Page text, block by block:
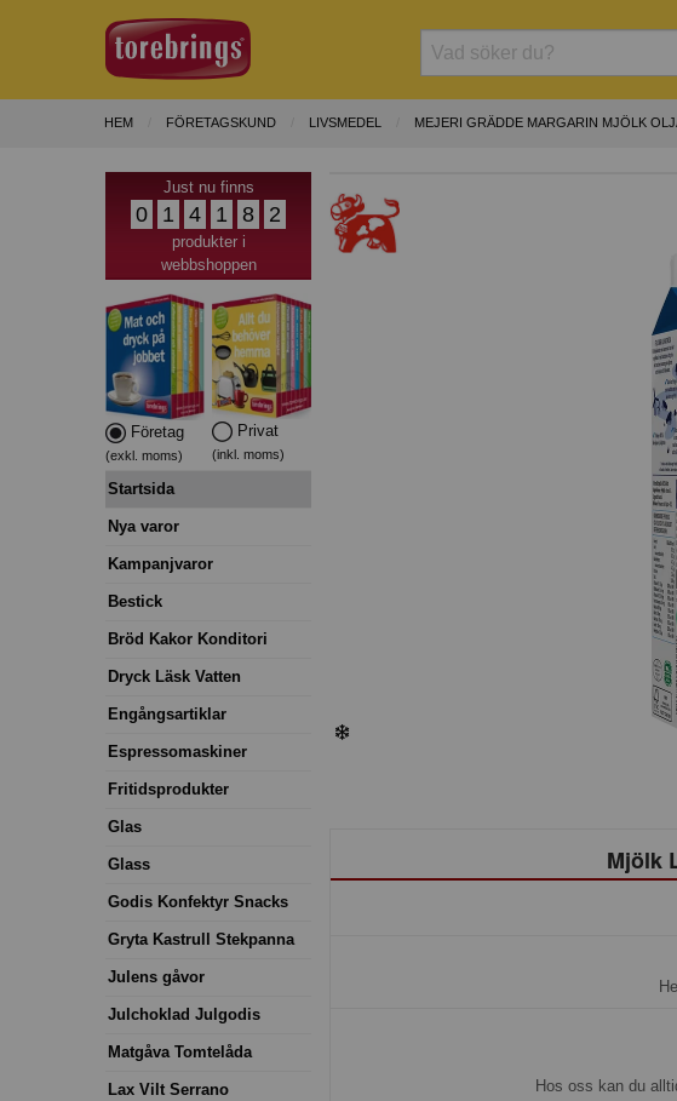
HEM FÖRETAGSKUND LIVSMEDEL MEJERI GRÄDDE MARGARIN MJÖLK
Just nu finns
0 1 4 1 8 2
produkter i
webbshoppen
Företag
(exkl. moms)
Privat
(inkl. moms)
Startsida
Nya varor
Kampanjvaror
Bestick
Bröd Kakor Konditori
Dryck Läsk Vatten
Engångsartiklar
Espressomaskiner
Fritidsprodukter
Glas
Glass
Godis Konfektyr Snacks
Gryta Kastrull Stekpanna
Julens gåvor
Julchoklad Julgodis
Matgåva Tomtelåda
Lax Vilt Serrano
Mjölk
Hos oss kan du